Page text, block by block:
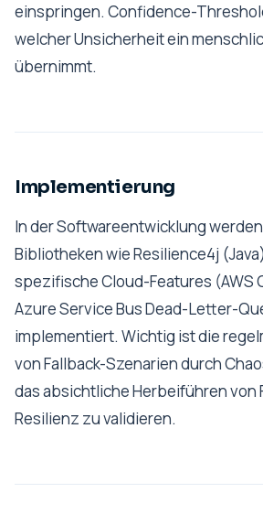
einspringen. Confidence-
welcher Unsicherheit ein
übernimmt.
Implementierung
In der Softwareentwicklung
Bibliotheken wie Resilience4j
spezifische Cloud-Features (AWS
Azure Service Bus Dead-Letter-
implementiert. Wichtig ist die
von Fallback-Szenarien durch
das absichtliche Herbeiführen von
Resilienz zu validieren.